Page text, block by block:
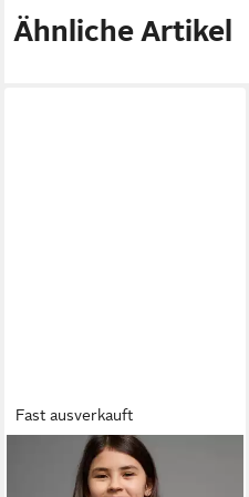
Ähnliche Artikel
Fast ausverkauft
KANGAROOSLangarmshirt
Langarm, taillierter Schnitt,